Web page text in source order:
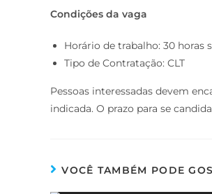
Condições da vaga
Horário de trabalho: 30 horas
Tipo de Contratação: CLT
Pessoas interessadas devem
indicada. O prazo para se
VOCÊ TAMBÉM PODE